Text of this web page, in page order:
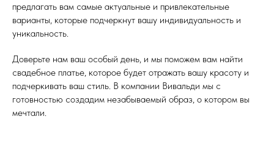
предлагать вам самые актуальные и привлекательные
варианты, которые подчеркнут вашу индивидуальность и
уникальность.
Доверьте нам ваш особый день, и мы поможем вам найти
свадебное платье, которое будет отражать вашу красоту и
подчеркивать ваш стиль. В компании Вивальди мы с
готовностью создадим незабываемый образ, о котором вы
мечтали.